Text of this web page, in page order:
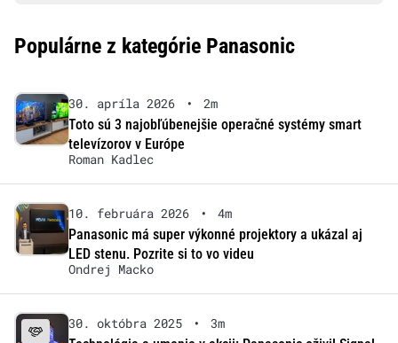
Populárne z kategórie Panasonic
30. apríla 2026 •
2m
Toto sú 3 najobľúbenejšie operačné systémy smart
televízorov v Európe
Roman Kadlec
10. februára 2026 •
4m
Panasonic má super výkonné projektory a ukázal aj
LED stenu. Pozrite si to vo videu
Ondrej Macko
30. októbra 2025 •
3m